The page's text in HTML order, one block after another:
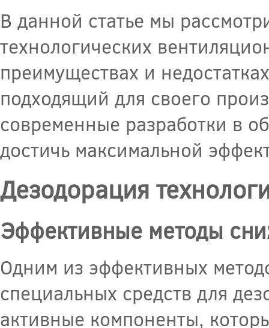
В данной статье мы
технологических
преимуществах и
подходящий для своего
современные разработки в
достичь максимальной
Дезодорация
Эффективные методы
Одним из эффективных
специальных средств для
активные компоненты,